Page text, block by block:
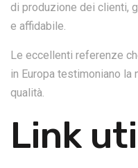
di produzione dei clienti,
e affidabile.
Le eccellenti referenze
in Europa testimoniano
qualità.
Link